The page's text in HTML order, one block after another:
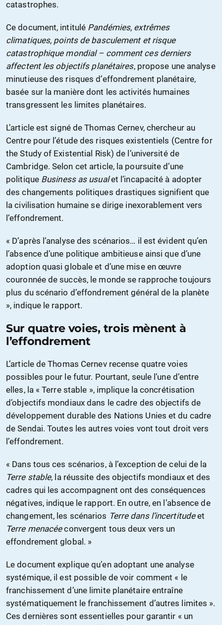
catastrophes.
Ce document, intitulé Pandémies, extrêmes
climatiques, points de basculement et risque
catastrophique mondial – comment ces derniers
affectent les objectifs planétaires, propose une analyse
minutieuse des risques d’effondrement planétaire,
basée sur la manière dont les activités humaines
transgressent les limites planétaires.
L’article est signé de Thomas Cernev, chercheur au
Centre pour l’étude des risques existentiels (Centre for
the Study of Existential Risk) de l’université de
Cambridge. Selon cet article, la poursuite d’une
politique Business as usualet l’incapacité à adopter
des changements politiques drastiques signifient que
la civilisation humaine se dirige inexorablement vers
l’effondrement.
« D’après l’analyse des scénarios… il est évident qu’en
l’absence d’une politique ambitieuse ainsi que d’une
adoption quasi globale et d’une mise en œuvre
couronnée de succès, le monde se rapproche toujours
plus du scénario d’effondrement général de la planète
», indique le rapport.
Sur quatre voies, trois mènent à
l’effondrement
L’article de Thomas Cernev recense quatre voies
possibles pour le futur. Pourtant, seule l’une d’entre
elles, la « Terre stable », implique la concrétisation
d’objectifs mondiaux dans le cadre des objectifs de
développement durable des Nations Unies et du cadre
de Sendai. Toutes les autres voies vont tout droit vers
l’effondrement.
« Dans tous ces scénarios, à l’exception de celui de la
Terre stable, la réussite des objectifs mondiaux et des
cadres qui les accompagnent ont des conséquences
négatives, indique le rapport. En outre, en l’absence de
changement, les scénarios Terre dans l’incertitudeet
Terre menacéeconvergent tous deux vers un
effondrement global. »
Le document explique qu’en adoptant une analyse
systémique, il est possible de voir comment « le
franchissement d’une limite planétaire entraîne
systématiquement le franchissement d’autres limites ».
Ces dernières sont essentielles pour garantir « un